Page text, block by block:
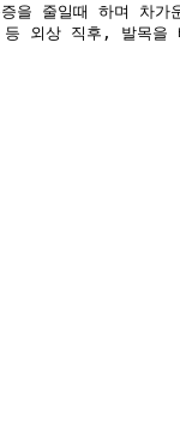
을 줄일때 하며 차
외상 직후, 발목을